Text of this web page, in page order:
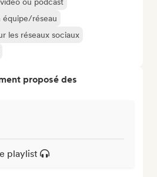
équipe/réseau
les réseaux sociaux
proposé des
playlist